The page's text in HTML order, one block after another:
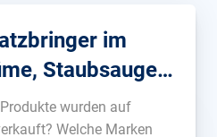
im
Staubsauger
Quest 3
wurden auf
Welche Marken